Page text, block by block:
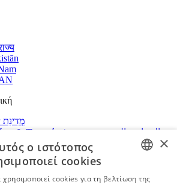
/
& Τυνησία
/ الجزائر والمغرب وتونس
/ Middle East
ENGLISH
×
ο ιστότοπος
cookies
cookies για τη βελτίωση της